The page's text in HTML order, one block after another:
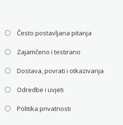
Često postavljana pitanja
Zajamčeno i testirano
Dostava, povrati i otkazivanja
Odredbe i uvjeti
Politika privatnosti